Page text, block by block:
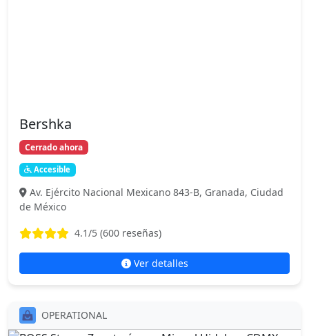
Bershka
Cerrado ahora
Accesible
Av. Ejército Nacional Mexicano 843-B, Granada, Ciudad
de México
4.1/5 (600 reseñas)
Ver detalles
OPERATIONAL